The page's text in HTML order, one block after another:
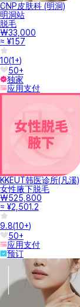
CNP皮肤科 (明洞)
明洞站
脱毛
₩33,000
≈ ¥157
10(1+)
50+
独家
应用支付
KKEUT韩医诊所(凡溪)
女性腋下脱毛
₩525,800
≈ ¥2,501.2
9.8(10+)
50+
应用支付
预订